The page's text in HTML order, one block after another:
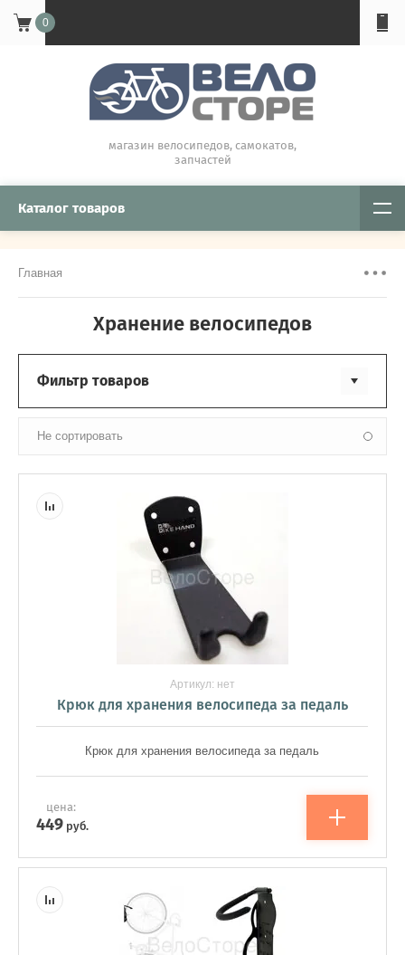
0
магазин велосипедов, самокатов,
запчастей
Каталог товаров
Главная
Хранение велосипедов
Фильтр товаров
Не сортировать
Артикул: нет
Крюк для хранения велосипеда за педаль
Крюк для хранения велосипеда за педаль
цена:
449 руб.